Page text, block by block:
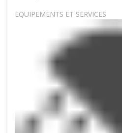
EQUIPEMENTS ET SERVICES